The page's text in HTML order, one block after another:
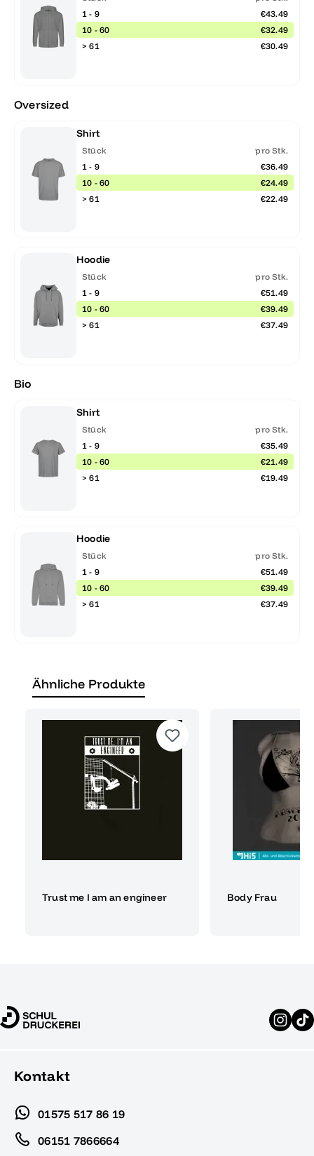
1 - 9
€43.49
10 - 60
€32.49
> 61
€30.49
Oversized
Shirt
Stück
pro Stk.
1 - 9
€36.49
10 - 60
€24.49
> 61
€22.49
Hoodie
Stück
pro Stk.
1 - 9
€51.49
10 - 60
€39.49
> 61
€37.49
Bio
Shirt
Stück
pro Stk.
1 - 9
€35.49
10 - 60
€21.49
> 61
€19.49
Hoodie
Stück
pro Stk.
1 - 9
€51.49
10 - 60
€39.49
> 61
€37.49
Ähnliche Produkte
Trust me I am an engineer Body Frau
Kontakt
01575 517 86 19
06151 7866664